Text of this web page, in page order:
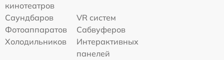
кинотеатров
Саундбаров
VR систем
Фотоаппаратов
Сабвуферов
Холодильников
Интерактивных
панелей